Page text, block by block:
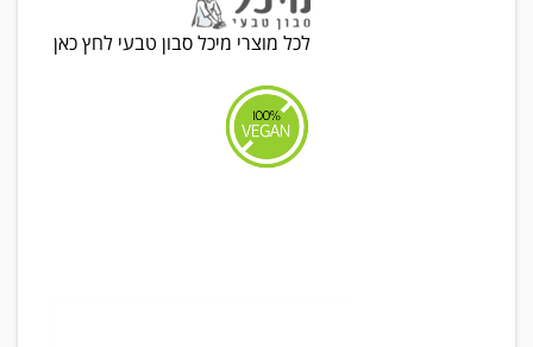
לכל מוצרי מיכל סבון טבעי לחץ כאן